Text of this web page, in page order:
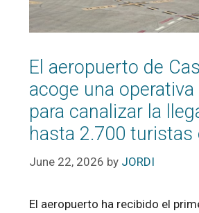
El aeropuerto de
acoge una
para canalizar la
hasta 2.700 turistas
June 22, 2026 by JORDI
El aeropuerto ha recibido el